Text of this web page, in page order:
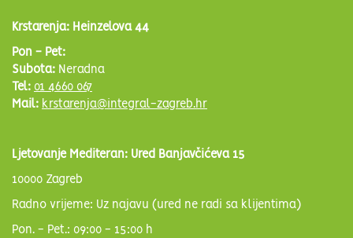
Krstarenja: Heinzelova 44
Pon - Pet:
Subota: Neradna
Tel: 01 4660 067
Mail: krstarenja@integral-zagreb.hr
Ljetovanje Mediteran: Ured Banjavčićeva 15
10000 Zagreb
Radno vrijeme: Uz najavu (ured ne radi sa klijentima)
Pon. - Pet.: 09:00 - 15:00 h